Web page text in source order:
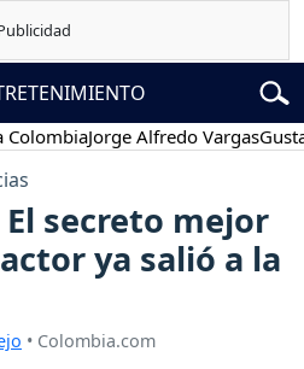
Jorge Alfredo VargasGustavo
secreto mejor
ya salió a la
• Colombia.com